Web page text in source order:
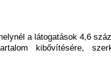
a látogatások 4,6
kibővítésére,